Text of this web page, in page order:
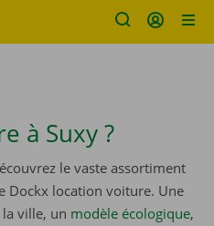
à Suxy ?
le vaste assortiment
Dockx location voiture. Une
ville, un modèle écologique,